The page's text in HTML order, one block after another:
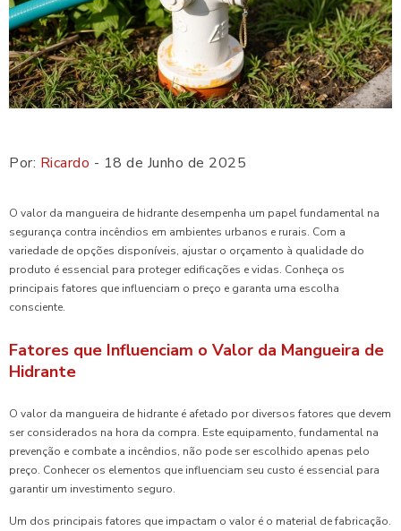
Por: Ricardo - 18 de Junho de 2025
O valor da mangueira de hidrante desempenha um papel fundamental na
segurança contra incêndios em ambientes urbanos e rurais. Com a
variedade de opções disponíveis, ajustar o orçamento à qualidade do
produto é essencial para proteger edificações e vidas. Conheça os
principais fatores que influenciam o preço e garanta uma escolha
consciente.
Fatores que Influenciam o Valor da Mangueira de
Hidrante
O valor da mangueira de hidrante é afetado por diversos fatores que devem
ser considerados na hora da compra. Este equipamento, fundamental na
prevenção e combate a incêndios, não pode ser escolhido apenas pelo
preço. Conhecer os elementos que influenciam seu custo é essencial para
garantir um investimento seguro.
Um dos principais fatores que impactam o valor é o material de fabricação.